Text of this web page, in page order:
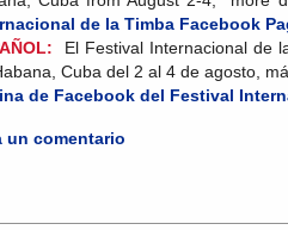
de la Timba Facebook
El Festival Internacional de
Cuba del 2 al 4 de agosto,
de Facebook del Festival
un comentario